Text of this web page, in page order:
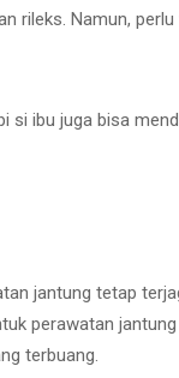
rileks. Namun,
si ibu juga bisa
jantung tetap
perawatan
terbuang.